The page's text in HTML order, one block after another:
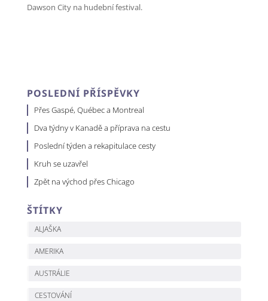
Dawson City na hudební festival.
POSLEDNÍ PŘÍSPĚVKY
Přes Gaspé, Québec a Montreal
Dva týdny v Kanadě a příprava na cestu
Poslední týden a rekapitulace cesty
Kruh se uzavřel
Zpět na východ přes Chicago
ŠTÍTKY
ALJAŠKA
AMERIKA
AUSTRÁLIE
CESTOVÁNÍ